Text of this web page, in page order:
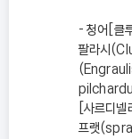
- 청어[클
팔라시
[사르디
프랫